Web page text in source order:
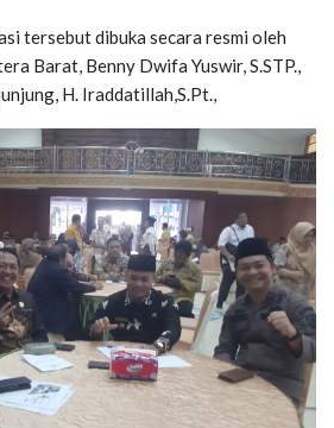
tersebut dibuka secara resmi oleh
Barat, Benny Dwifa Yuswir, S.STP.,
H. Iraddatillah,S.Pt.,